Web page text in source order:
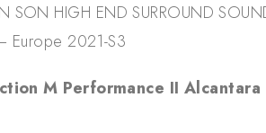
SON HIGH END SURROUND
Europe 2021-S3
M Performance II